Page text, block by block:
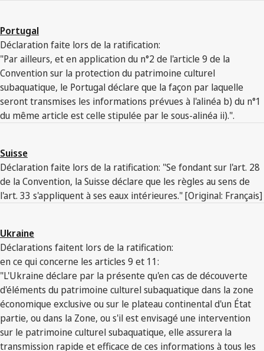
Portugal
Déclaration faite lors de la ratification:
"Par ailleurs, et en application du n°2 de l'article 9 de la
Convention sur la protection du patrimoine culturel
subaquatique, le Portugal déclare que la façon par laquelle
seront transmises les informations prévues à l'alinéa b) du n°1
du même article est celle stipulée par le sous-alinéa ii).".
Suisse
Déclaration faite lors de la ratification: "Se fondant sur l'art. 28
de la Convention, la Suisse déclare que les règles au sens de
l'art. 33 s'appliquent à ses eaux intérieures." [Original: Français]
Ukraine
Déclarations faitent lors de la ratification:
en ce qui concerne les articles 9 et 11:
"L'Ukraine déclare par la présente qu'en cas de découverte
d'éléments du patrimoine culturel subaquatique dans la zone
économique exclusive ou sur le plateau continental d'un État
partie, ou dans la Zone, ou s'il est envisagé une intervention
sur le patrimoine culturel subaquatique, elle assurera la
transmission rapide et efficace de ces informations à tous les